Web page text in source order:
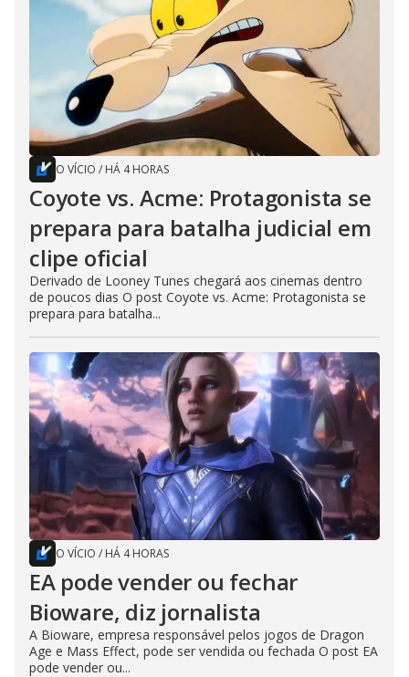
O VÍCIO / HÁ 4 HORAS
Coyote vs. Acme: Protagonista se
prepara para batalha judicial em
clipe oficial
Derivado de Looney Tunes chegará aos cinemas dentro
de poucos dias O post Coyote vs. Acme: Protagonista se
prepara para batalha...
O VÍCIO / HÁ 4 HORAS
EA pode vender ou fechar
Bioware, diz jornalista
A Bioware, empresa responsável pelos jogos de Dragon
Age e Mass Effect, pode ser vendida ou fechada O post EA
pode vender ou...